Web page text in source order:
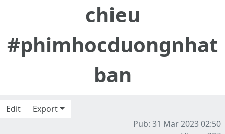
chieu
#phimhocduongnhat
ban
Edit
Export
Pub: 31 Mar 2023 02:50